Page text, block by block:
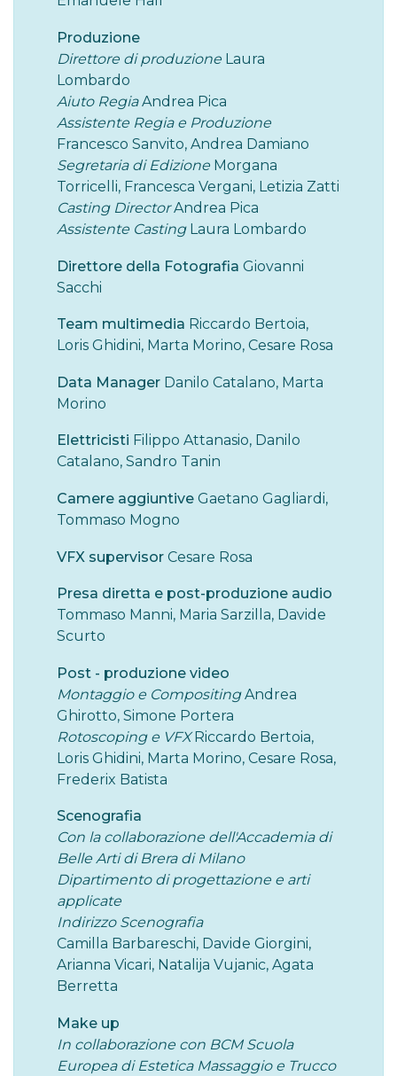
Produzione
Direttore di produzione Laura
Lombardo
Aiuto RegiaAndrea Pica
Assistente Regia e Produzione
Francesco Sanvito, Andrea Damiano
Segretaria di Edizione Morgana
Torricelli, Francesca Vergani, Letizia Zatti
Casting DirectorAndrea Pica
Assistente CastingLaura Lombardo
Direttore della Fotografia Giovanni
Sacchi
Team multimedia Riccardo Bertoia,
Loris Ghidini, Marta Morino, Cesare Rosa
Data Manager Danilo Catalano, Marta
Morino
Elettricisti Filippo Attanasio, Danilo
Catalano, Sandro Tanin
Camere aggiuntive Gaetano Gagliardi,
Tommaso Mogno
VFX supervisor Cesare Rosa
Presa diretta e post-produzione audio
Tommaso Manni, Maria Sarzilla, Davide
Scurto
Post - produzione video
Montaggio e CompositingAndrea
Ghirotto, Simone Portera
Rotoscoping e VFXRiccardo Bertoia,
Loris Ghidini, Marta Morino, Cesare Rosa,
Frederix Batista
Scenografia
Con la collaborazione dell'Accademia di
Belle Arti di Brera di Milano
Dipartimento di progettazione e arti
applicate
Indirizzo Scenografia
Camilla Barbareschi, Davide Giorgini,
Arianna Vicari, Natalija Vujanic, Agata
Berretta
Make up
In collaborazione con BCM Scuola
Europea di Estetica Massaggio e Trucco